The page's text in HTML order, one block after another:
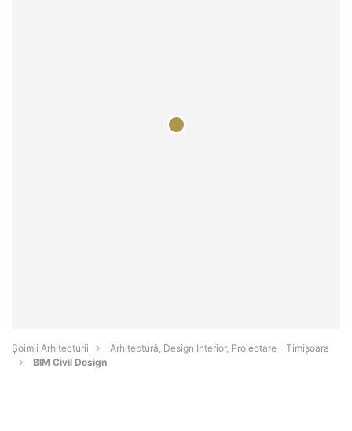
Șoimii Arhitecturii
Arhitectură, Design Interior, Proiectare - Timişoara
BIM Civil Design